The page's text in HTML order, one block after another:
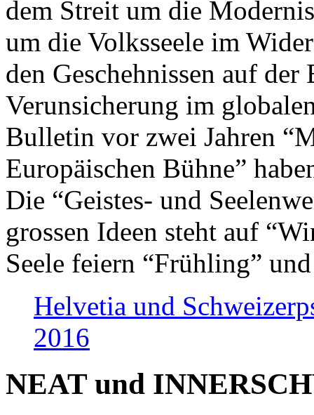
dem Streit um die
um die Volksseele im
den Geschehnissen auf
Verunsicherung im
Bulletin vor zwei Jahren
Europäischen Bühne”
Die “Geistes- und
grossen Ideen steht auf
Seele feiern “Frühling”
Helvetia und
2016
NEAT und